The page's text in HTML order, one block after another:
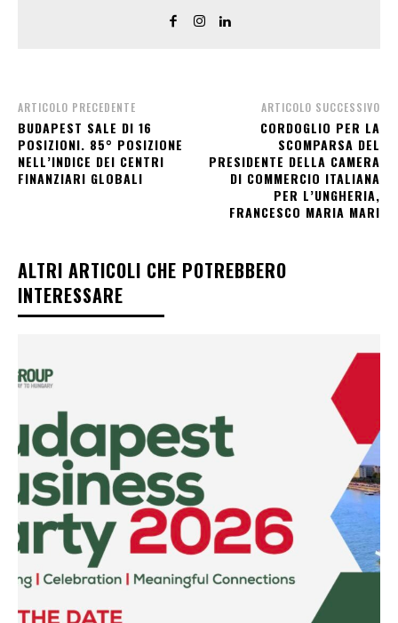
ARTICOLO PRECEDENTE
BUDAPEST SALE DI 16
POSIZIONI. 85° POSIZIONE
NELL’INDICE DEI CENTRI
FINANZIARI GLOBALI
ARTICOLO SUCCESSIVO
CORDOGLIO PER LA
SCOMPARSA DEL
PRESIDENTE DELLA CAMERA
DI COMMERCIO ITALIANA
PER L’UNGHERIA,
FRANCESCO MARIA MARI
ALTRI ARTICOLI CHE POTREBBERO
INTERESSARE